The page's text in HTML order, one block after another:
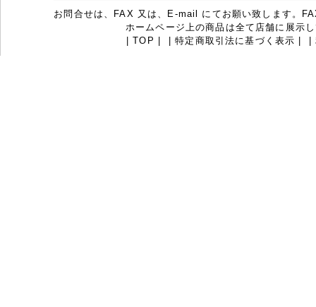
お問合せは、FAX 又は、E-mail にてお願い致します。
ホームページ上の商品は全て店舗に展示
|TOP |特定商取引法に基づく表示 |